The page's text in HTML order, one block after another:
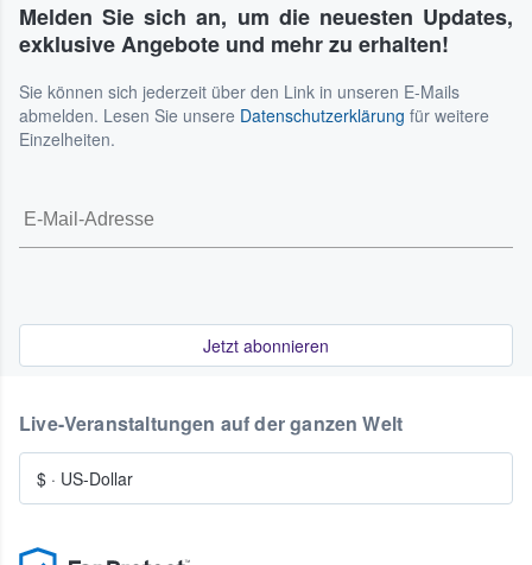
Melden Sie sich an, um die neuesten Updates,
exklusive Angebote und mehr zu erhalten!
Sie können sich jederzeit über den Link in unseren E-Mails
abmelden. Lesen Sie unsere Datenschutzerklärung für weitere
Einzelheiten.
Jetzt abonnieren
Live-Veranstaltungen auf der ganzen Welt
$ · US-Dollar